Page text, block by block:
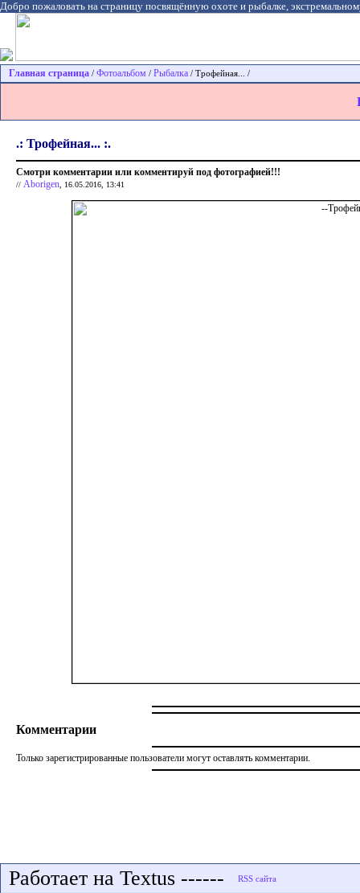
Добро пожаловать на страницу посвящённую охоте и рыбалке,
Главная страница / Фотоальбом / Рыбалка / Трофейная... /
.: Трофейная... :.
Смотри комментарии или комментируй под фотографией!!!
// Aborigen , 16.05.2016, 13:41
Комментарии
Только зарегистрированные пользователи могут оставлять комментарии.
Работает на Textus ------